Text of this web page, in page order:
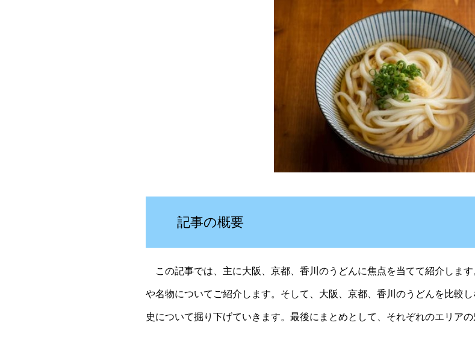
記事の概要
この記事では、主に大阪、京都、香川のうどんに焦点を当てて紹介しま
や名物についてご紹介します。そして、大阪、京都、香川のうどんを比較
史について掘り下げていきます。最後にまとめとして、それぞれのエリアの